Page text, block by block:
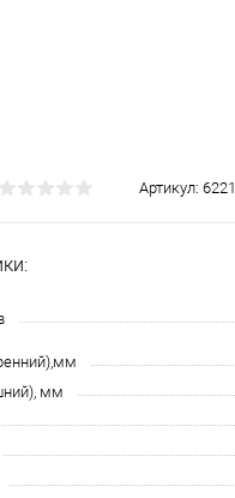
Артикул: 6221
мм